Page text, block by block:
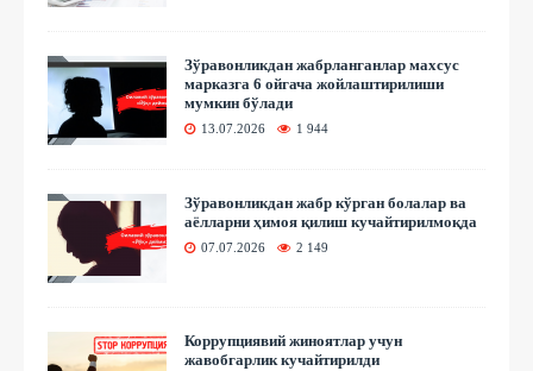
Зўравонликдан жабрланганлар махсус
марказга 6 ойгача жойлаштирилиши
мумкин бўлади
13.07.2026 1 944
Зўравонликдан жабр кўрган болалар ва
аёлларни ҳимоя қилиш кучайтирилмоқда
07.07.2026 2 149
Коррупциявий жиноятлар учун
жавобгарлик кучайтирилди